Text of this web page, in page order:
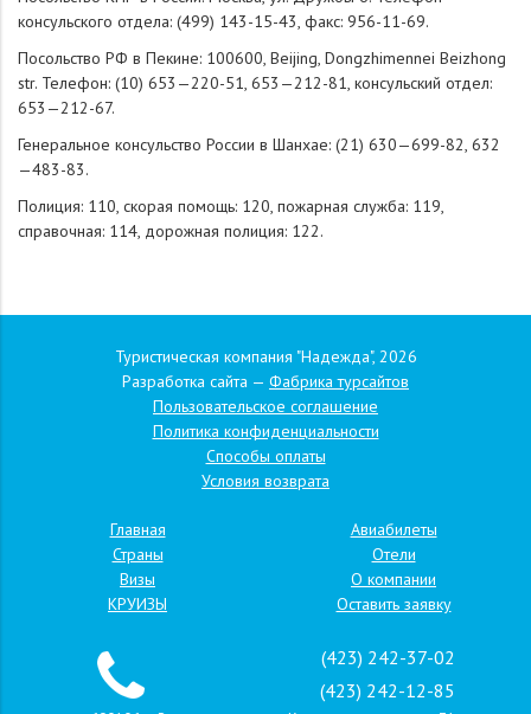
консульского отдела: (499) 143-15-43, факс: 956-11-69.
Посольство РФ в Пекине: 100600, Beijing, Dongzhimennei Beizhong
str. Телефон: (10) 653—220-51, 653—212-81, консульский отдел:
653—212-67.
Генеральное консульство России в Шанхае: (21) 630—699-82, 632
—483-83.
Полиция: 110, скорая помощь: 120, пожарная служба: 119,
справочная: 114, дорожная полиция: 122.
Туристическая компания "Надежда", 2026
Разработка сайта — Фабрика турсайтов
Пользовательское соглашение
Политика конфиденциальности
Способы оплаты
Условия возврата
Главная
Страны
Визы
КРУИЗЫ
Авиабилеты
Отели
О компании
Оставить заявку
(423) 242-37-02
(423) 242-12-85